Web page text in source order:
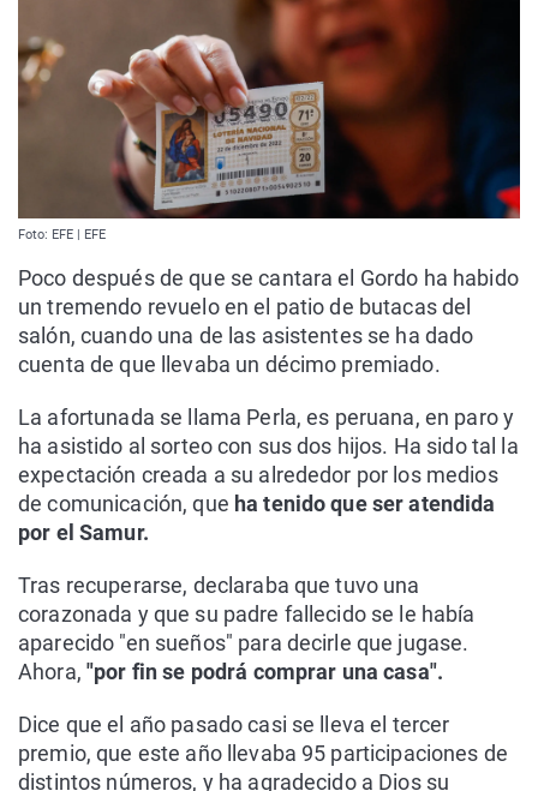
Foto: EFE | EFE
Poco después de que se cantara el Gordo ha habido
un tremendo revuelo en el patio de butacas del
salón, cuando una de las asistentes se ha dado
cuenta de que llevaba un décimo premiado.
La afortunada se llama Perla, es peruana, en paro y
ha asistido al sorteo con sus dos hijos. Ha sido tal la
expectación creada a su alrededor por los medios
de comunicación, que ha tenido que ser atendida
por el Samur.
Tras recuperarse, declaraba que tuvo una
corazonada y que su padre fallecido se le había
aparecido "en sueños" para decirle que jugase.
Ahora, "por fin se podrá comprar una casa".
Dice que el año pasado casi se lleva el tercer
premio, que este año llevaba 95 participaciones de
distintos números, y ha agradecido a Dios su